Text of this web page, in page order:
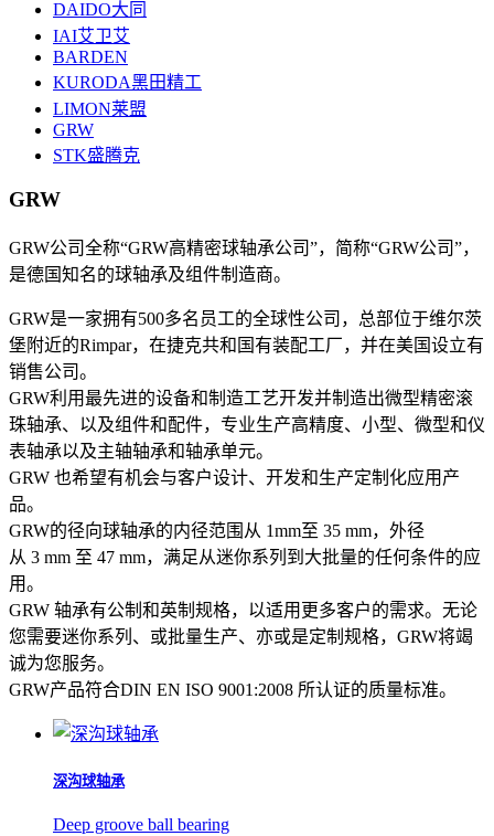
DAIDO大同
IAI艾卫艾
BARDEN
KURODA黑田精工
LIMON莱盟
GRW
STK盛腾克
GRW
GRW公司全称“GRW高精密球轴承公司”，简称“GRW公司”，
是德国知名的球轴承及组件制造商。
GRW是一家拥有500多名员工的全球性公司，总部位于维尔茨
堡附近的Rimpar，在捷克共和国有装配工厂，并在美国设立有
销售公司。
GRW利用最先进的设备和制造工艺开发并制造出微型精密滚
珠轴承、以及组件和配件，专业生产高精度、小型、微型和仪
表轴承以及主轴轴承和轴承单元。
GRW 也希望有机会与客户设计、开发和生产定制化应用产
品。
GRW的径向球轴承的内径范围从 1mm至 35 mm，外径
从 3 mm 至 47 mm，满足从迷你系列到大批量的任何条件的应
用。
GRW 轴承有公制和英制规格，以适用更多客户的需求。无论
您需要迷你系列、或批量生产、亦或是定制规格，GRW将竭
诚为您服务。
GRW产品符合DIN EN ISO 9001:2008 所认证的质量标准。
深沟球轴承
Deep groove ball bearing